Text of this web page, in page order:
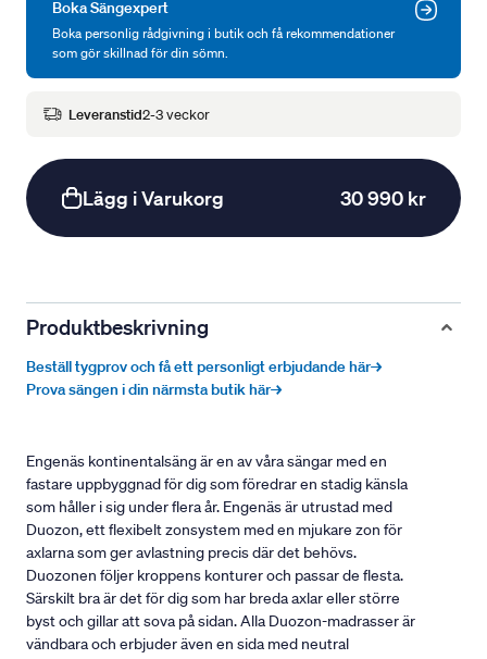
Boka Sängexpert
Boka personlig rådgivning i butik och få rekommendationer
som gör skillnad för din sömn.
Leveranstid2-3 veckor
Lägg i Varukorg 30 990 kr
Produktbeskrivning
Beställ tygprov och få ett personligt erbjudande här→
Prova sängen i din närmsta butik här→
Engenäs kontinentalsäng är en av våra sängar med en
fastare uppbyggnad för dig som föredrar en stadig känsla
som håller i sig under flera år. Engenäs är utrustad med
Duozon, ett flexibelt zonsystem med en mjukare zon för
axlarna som ger avlastning precis där det behövs.
Duozonen följer kroppens konturer och passar de flesta.
Särskilt bra är det för dig som har breda axlar eller större
byst och gillar att sova på sidan. Alla Duozon-madrasser är
vändbara och erbjuder även en sida med neutral